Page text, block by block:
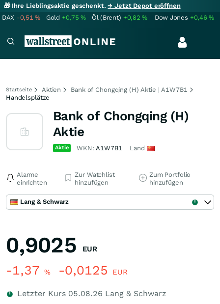
🎁 Ihre Lieblingsaktie geschenkt.→ Jetzt Depot eröffnen
DAX -0,51% Gold +0,75% Öl (Brent) +0,82% Dow Jones +0,46%
Startseite Aktien
Bank of Chongqing (H) Aktie | A1W7B1
Handelsplätze
Bank of Chongqing (H)
Aktie
Aktie WKN:A1W7B1 Land
Alarme
einrichten
Zur Watchlist
hinzufügen
Zum Portfolio
hinzufügen
Lang & Schwarz
0,9025 EUR
-1,37 % -0,0125 EUR
Letzter Kurs 05.08.26 Lang & Schwarz